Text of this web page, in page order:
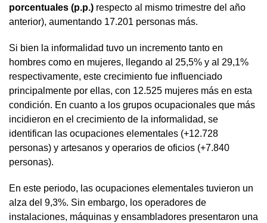
porcentuales (p.p.) respecto al mismo trimestre del año
anterior), aumentando 17.201 personas más.
Si bien la informalidad tuvo un incremento tanto en
hombres como en mujeres, llegando al 25,5% y al 29,1%
respectivamente, este crecimiento fue influenciado
principalmente por ellas, con 12.525 mujeres más en esta
condición. En cuanto a los grupos ocupacionales que más
incidieron en el crecimiento de la informalidad, se
identifican las ocupaciones elementales (+12.728
personas) y artesanos y operarios de oficios (+7.840
personas).
En este periodo, las ocupaciones elementales tuvieron un
alza del 9,3%. Sin embargo, los operadores de
instalaciones, máquinas y ensambladores presentaron una